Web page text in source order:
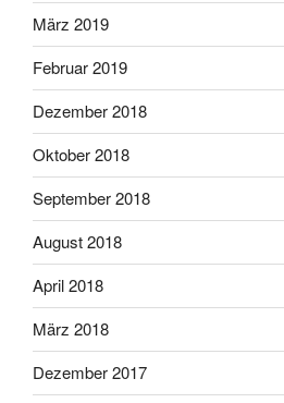
März 2019
Februar 2019
Dezember 2018
Oktober 2018
September 2018
August 2018
April 2018
März 2018
Dezember 2017